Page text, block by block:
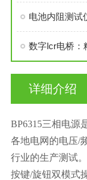
电池内阻测试
数字lcr电桥：
详细介绍
BP6315三相电源
各地电网的电压/
行业的生产测试
按键/旋钮双模式